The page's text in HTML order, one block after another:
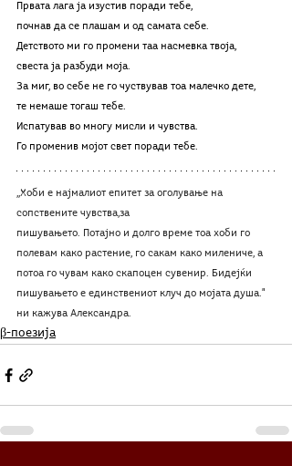
Првата лага ја изустив поради тебе,
почнав да се плашам и од самата себе.
Детството ми го промени таа насмевка твоја,
свеста ја разбуди моја.
За миг, во себе не го чуствував тоа малечко дете,
те немаше тогаш тебе.
Испатував во многу мисли и чувства.
Го променив мојот свет поради тебе.
,,Хоби е најмалиот епитет за оголување на
сопствените чувства,за
пишувањето. Потајно и долго време тоа хоби го
полевам како растение, го сакам како милениче, а
потоа го чувам како скапоцен сувенир. Бидејќи
пишувањето е единствениот клуч до мојата душа."
ни кажува Александра.
β-поезија